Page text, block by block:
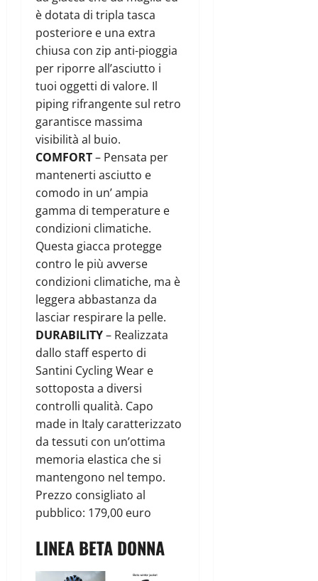
è dotata di tripla tasca
posteriore e una extra
chiusa con zip anti-pioggia
per riporre all’asciutto i
tuoi oggetti di valore. Il
piping rifrangente sul retro
garantisce massima
visibilità al buio.
COMFORT– Pensata per
mantenerti asciutto e
comodo in un’ ampia
gamma di temperature e
condizioni climatiche.
Questa giacca protegge
contro le più avverse
condizioni climatiche, ma è
leggera abbastanza da
lasciar respirare la pelle.
DURABILITY– Realizzata
dallo staff esperto di
Santini Cycling Wear e
sottoposta a diversi
controlli qualità. Capo
made in Italy caratterizzato
da tessuti con un’ottima
memoria elastica che si
mantengono nel tempo.
Prezzo consigliato al
pubblico: 179,00 euro
LINEA BETA DONNA